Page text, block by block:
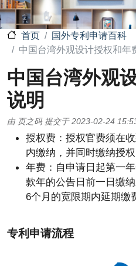
首页
国外专利申请百科
中国台湾外观设计授权和年
中国台湾外观
说明
由 页之码 提交于 2023-02-24
授权费：授权官费须在
内缴纳，并同时缴纳授权
年费：自申请日起第一
款年的公告日前一日缴
6个月的宽限期内延期缴
专利申请流程